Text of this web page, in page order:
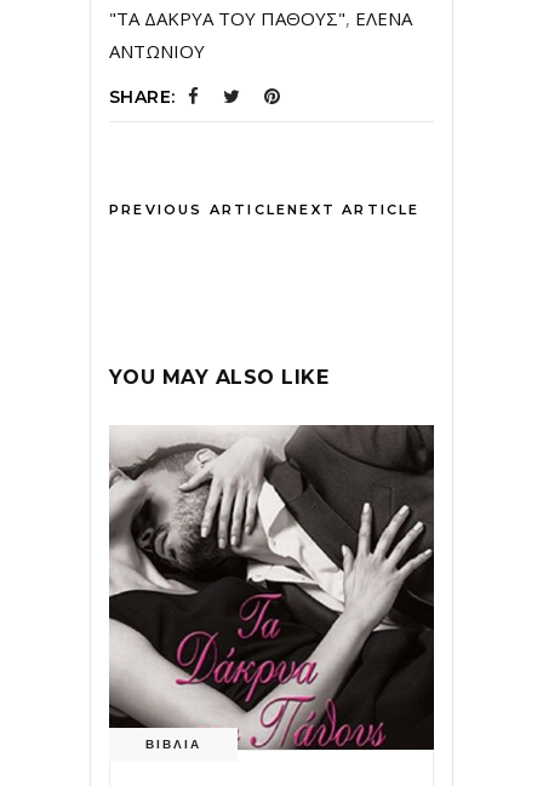
"ΤΑ ΔΑΚΡΥΑ ΤΟΥ ΠΑΘΟΥΣ", ΕΛΕΝΑ
ΑΝΤΩΝΙΟΥ
SHARE:
PREVIOUS ARTICLENEXT ARTICLE
YOU MAY ALSO LIKE
ΒΙΒΛΙΑ